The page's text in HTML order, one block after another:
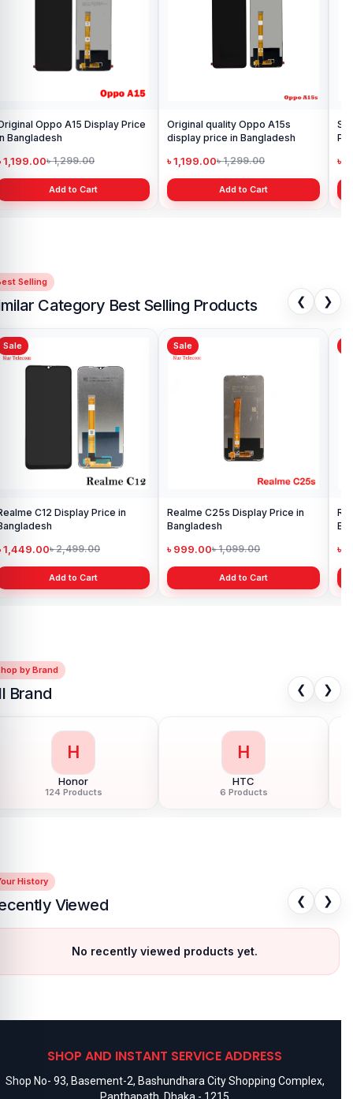
Oppo A15 Display Price
Bangladesh
1,199.00৳ 1,299.00
Add to Cart
Original quality Oppo A15s
display price in Bangladesh
৳ 1,199.00৳ 1,299.00
Add to Cart
৳
Selling
Category Best Selling Products ❮ ❯
Sale
C12 Display Price in
1,449.00৳ 2,499.00
Add to Cart
Sale
Realme C25s Display Price in
Bangladesh
৳ 999.00৳ 1,099.00
Add to Cart
৳
by Brand
Brand ❮ ❯
H
Honor
124 Products
H
HTC
6 Products
History
Viewed ❮ ❯
No recently viewed products yet.
SHOP AND INSTANT SERVICE ADDRESS
Shop No- 93, Basement-2, Bashundhara City Shopping Complex,
Panthapath, Dhaka - 1215